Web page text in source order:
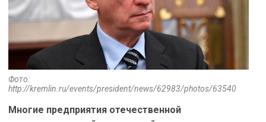
Фото:
http://kremlin.ru/events/president/news/62983/photos/63540
Многие предприятия отечественной